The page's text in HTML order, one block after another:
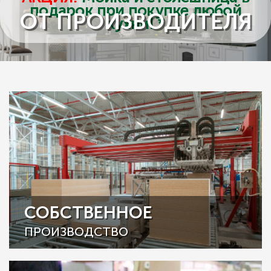
подарок при покупке любой
кухни! *
ОТ ПРОИЗВОДИТЕЛЯ
СОБСТВЕННОЕ
ПРОИЗВОДСТВО